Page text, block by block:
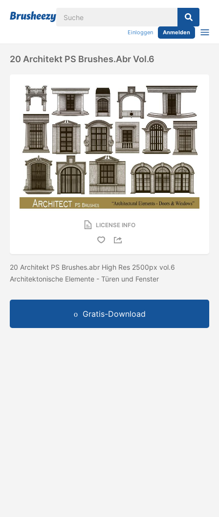
Einloggen Anmelden
20 Architekt PS Brushes.abr Vol.6
LICENSE INFO
20 Architekt PS Brushes.abr High Res 2500px vol.6
Architektonische Elemente - Türen und Fenster
Gratis-Download